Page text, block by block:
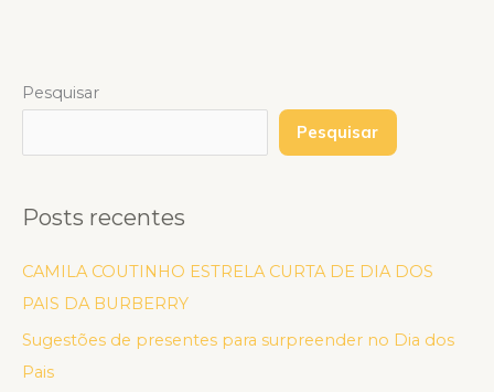
Pesquisar
Pesquisar
Posts recentes
CAMILA COUTINHO ESTRELA CURTA DE DIA DOS
PAIS DA BURBERRY
Sugestões de presentes para surpreender no Dia dos
Pais